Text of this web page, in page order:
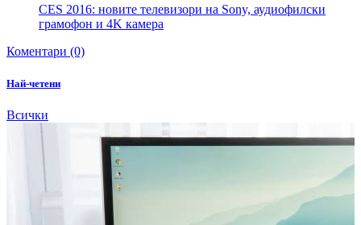
CES 2016: новите телевизори на Sony, аудиофилски
грамофон и 4K камера
Коментари (0)
Най-четени
Всички